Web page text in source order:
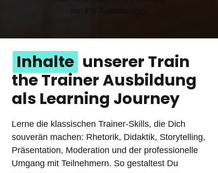
Inhalte unserer Train
the Trainer Ausbildung
als Learning Journey
Lerne die klassischen Trainer-Skills, die Dich
souverän machen: Rhetorik, Didaktik, Storytelling,
Präsentation, Moderation und der professionelle
Umgang mit Teilnehmern. So gestaltest Du